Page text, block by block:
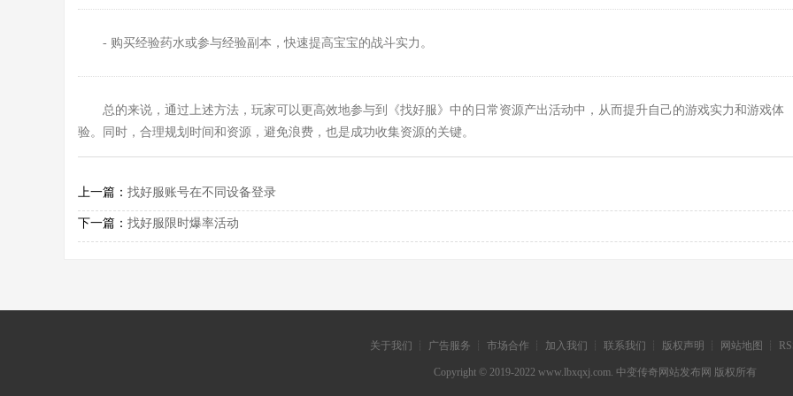
- 购买经验药水或参与经验副本，快速提高宝宝的战斗实力。
总的来说，通过上述方法，玩家可以更高效地参与到《找好服》中的日常资源产出活动中，从而提升自己的游戏实力和游戏体
验。同时，合理规划时间和资源，避免浪费，也是成功收集资源的关键。
上一篇： 找好服账号在不同设备登录
下一篇： 找好服限时爆率活动
关于我们 ┊ 广告服务 ┊ 市场合作 ┊ 加入我们 ┊ 联系我们 ┊ 版权声明 ┊ 网站地图 ┊
Copyright © 2019-2022 www.lbxqxj.com. 中变传奇网站发布网 版权所有